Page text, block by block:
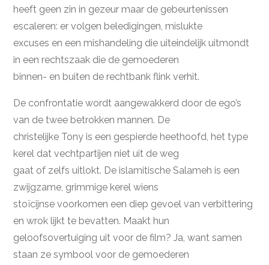
heeft geen zin in gezeur maar de gebeurtenissen
escaleren: er volgen beledigingen, mislukte
excuses en een mishandeling die uiteindelijk uitmondt
in een rechtszaak die de gemoederen
binnen- en buiten de rechtbank flink verhit.
De confrontatie wordt aangewakkerd door de ego’s
van de twee betrokken mannen. De
christelijke Tony is een gespierde heethoofd, het type
kerel dat vechtpartijen niet uit de weg
gaat of zelfs uitlokt. De islamitische Salameh is een
zwijgzame, grimmige kerel wiens
stoïcijnse voorkomen een diep gevoel van verbittering
en wrok lijkt te bevatten. Maakt hun
geloofsovertuiging uit voor de film? Ja, want samen
staan ze symbool voor de gemoederen